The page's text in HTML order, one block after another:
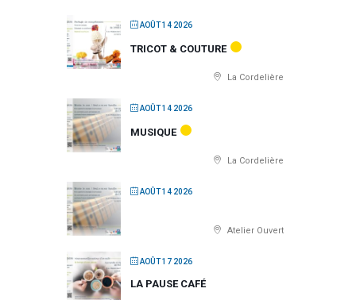
AOÛT 14 2026
TRICOT & COUTURE
La Cordelière
AOÛT 14 2026
MUSIQUE
La Cordelière
AOÛT 14 2026
Atelier Ouvert
AOÛT 17 2026
LA PAUSE CAFÉ